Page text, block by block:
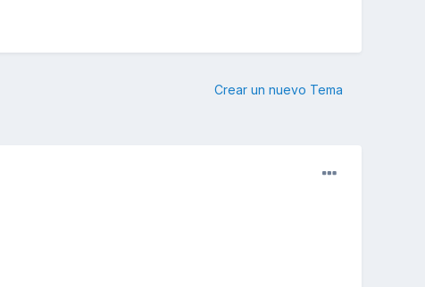
Crear un nuevo Tema